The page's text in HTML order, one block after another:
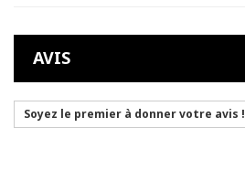
AVIS
Soyez le premier à donner votre avis !